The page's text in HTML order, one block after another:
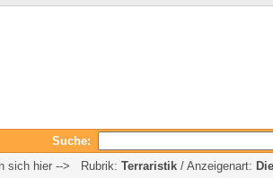
Suche:
sich hier --> Rubrik: Terraristik/ Anzeigenart: